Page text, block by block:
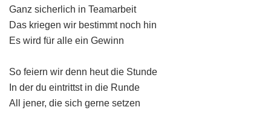
Ganz sicherlich in Teamarbeit
Das kriegen wir bestimmt noch hin
Es wird für alle ein Gewinn
So feiern wir denn heut die Stunde
In der du eintrittst in die Runde
All jener, die sich gerne setzen